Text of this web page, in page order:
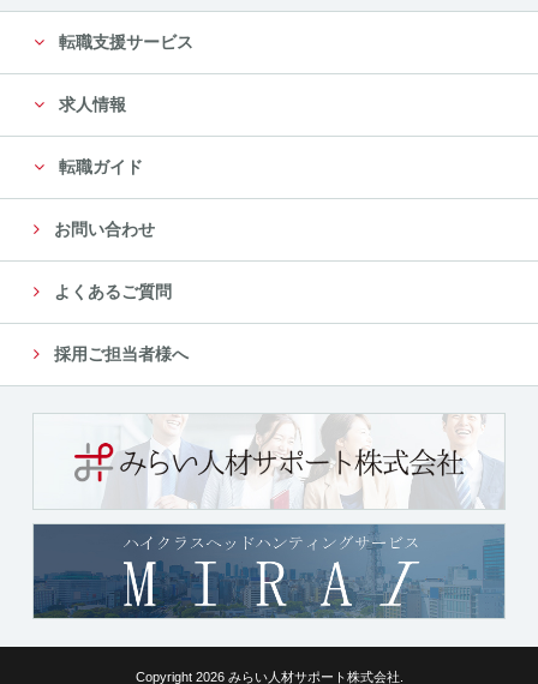
転職支援サービス
求人情報
転職ガイド
お問い合わせ
よくあるご質問
採用ご担当者様へ
Copyright 2026 みらい人材サポート株式会社.